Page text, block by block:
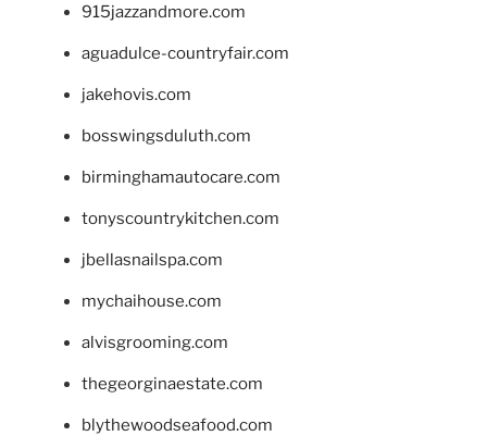
915jazzandmore.com
aguadulce-countryfair.com
jakehovis.com
bosswingsduluth.com
birminghamautocare.com
tonyscountrykitchen.com
jbellasnailspa.com
mychaihouse.com
alvisgrooming.com
thegeorginaestate.com
blythewoodseafood.com